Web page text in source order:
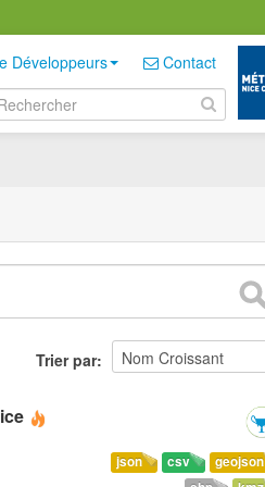
Développeurs Contact
Trier par
geojson
csv
json